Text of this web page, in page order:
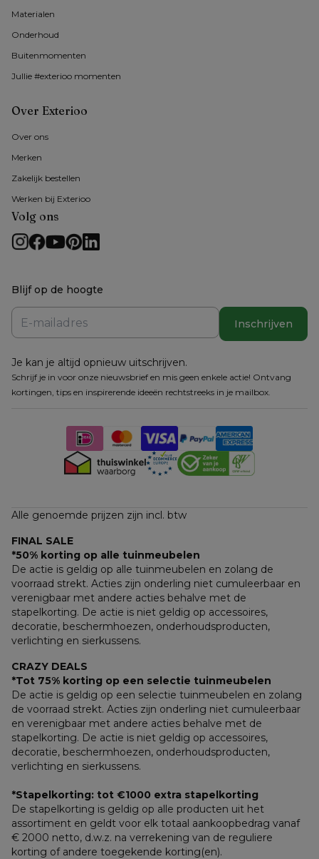
Materialen
Onderhoud
Buitenmomenten
Jullie #exterioo momenten
Over Exterioo
Over ons
Merken
Zakelijk bestellen
Werken bij Exterioo
Volg ons
Blijf op de hoogte
Inschrijven
Je kan je altijd opnieuw uitschrijven.
Schrijf je in voor onze nieuwsbrief en mis geen enkele actie! Ontvang
kortingen, tips en inspirerende ideeën rechtstreeks in je mailbox.
Alle genoemde prijzen zijn incl. btw
FINAL SALE
*50% korting op alle tuinmeubelen
De actie is geldig op alle tuinmeubelen en zolang de
voorraad strekt. Acties zijn onderling niet cumuleerbaar en
verenigbaar met andere acties behalve met de
stapelkorting. De actie is niet geldig op accessoires,
decoratie, beschermhoezen, onderhoudsproducten,
verlichting en sierkussens.
CRAZY DEALS
*Tot 75% korting op een selectie tuinmeubelen
De actie is geldig op een selectie tuinmeubelen en zolang
de voorraad strekt. Acties zijn onderling niet cumuleerbaar
en verenigbaar met andere acties behalve met de
stapelkorting. De actie is niet geldig op accessoires,
decoratie, beschermhoezen, onderhoudsproducten,
verlichting en sierkussens.
*Stapelkorting: tot €1000 extra stapelkorting
De stapelkorting is geldig op alle producten uit het
assortiment en geldt voor elk totaal aankoopbedrag vanaf
€ 2000 netto, d.w.z. na verrekening van de reguliere
korting of andere toegekende korting(en).